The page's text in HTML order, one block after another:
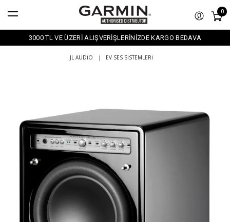
0
3000 TL VE ÜZERİ ALIŞVERİŞLERİNİZDE KARGO BEDAVA
JL AUDIO | EV SES SISTEMLERI